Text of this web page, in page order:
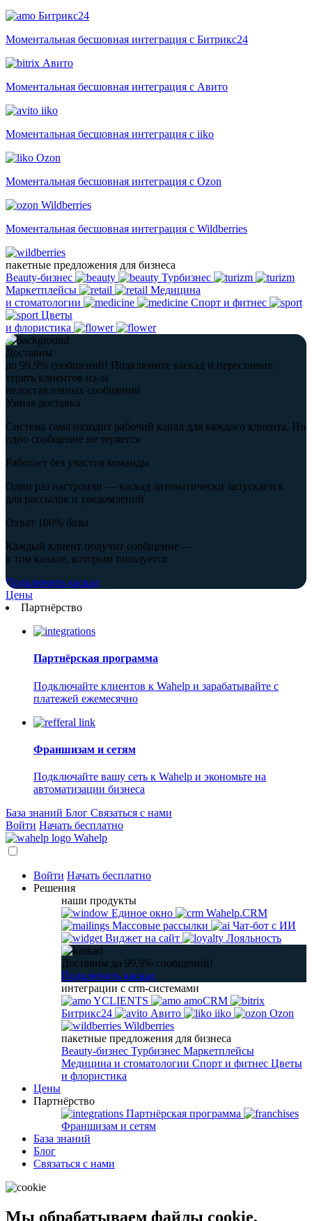
Битрикс24
Моментальная бесшовная интеграция с Битрикс24
Авито
Моментальная бесшовная интеграция с Авито
iiko
Моментальная бесшовная интеграция с iiko
Ozon
Моментальная бесшовная интеграция с Ozon
Wildberries
Моментальная бесшовная интеграция с Wildberries
пакетные предложения для бизнеса
Beauty-бизнес
Турбизнес
Маркетплейсы
Медицина
и стоматологии
Спорт и фитнес
Цветы
и флористика
Доставим
до 99,9% сообщений! Подключите каскад и перестаньте
терять клиентов из-за
недоставленных сообщений
Умная доставка
Система сама находит рабочий канал для каждого клиента. Ни
одно сообщение не теряется
Работает без участия команды
Один раз настроили — каскад автоматически запускается
для рассылок и уведомлений
Охват 100% базы
Каждый клиент получит сообщение —
в том канале, которым пользуется
Подключить каскад
Цены
Партнёрство
Партнёрская программа
Подключайте клиентов к Wahelp и зарабатывайте с
платежей ежемесячно
Франшизам и сетям
Подключайте вашу сеть к Wahelp и экономьте на
автоматизации бизнеса
База знаний Блог Связаться с нами
Войти Начать бесплатно
Wahelp
Войти Начать бесплатно
Решения
наши продукты
Единое окно
Wahelp.CRM
Массовые рассылки
Чат-бот с ИИ
Виджет на сайт
Лояльность
Доставим до 99,9% сообщений!
Подключить каскад
интеграции с crm-системами
YCLIENTS
amoCRM
Битрикс24
Авито iiko
Ozon
Wildberries
пакетные предложения для бизнеса
Beauty-бизнес Турбизнес Маркетплейсы
Медицина и стоматологии Спорт и фитнес Цветы
и флористика
Цены
Партнёрство
Партнёрская программа
Франшизам и сетям
База знаний
Блог
Связаться с нами
Мы обрабатываем файлы cookie,